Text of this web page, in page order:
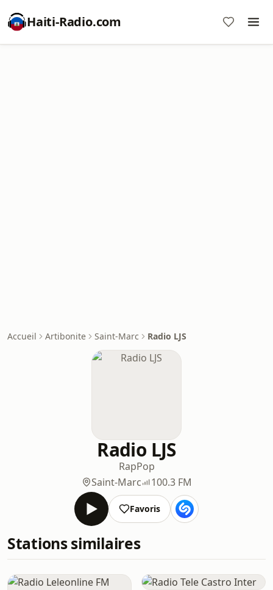
Haiti-Radio.com
Accueil Artibonite Saint-Marc Radio LJS
Radio LJS
RapPop
Saint-Marc
100.3 FM
Favoris
Stations similaires